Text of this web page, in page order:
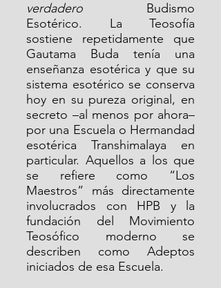
verdadero Budismo
Esotérico. La Teosofía
sostiene repetidamente que
Gautama Buda tenía una
enseñanza esotérica y que su
sistema esotérico se conserva
hoy en su pureza original, en
secreto –al menos por ahora–
por una Escuela o Hermandad
esotérica Transhimalaya en
particular. Aquellos a los que
se refiere como “Los
Maestros” más directamente
involucrados con HPB y la
fundación del Movimiento
Teosófico moderno se
describen como Adeptos
iniciados de esa Escuela.